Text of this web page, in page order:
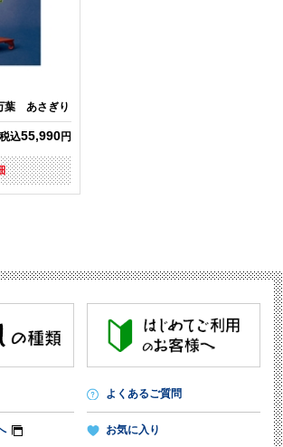
葉 あさぎり
税込55,990円
よくあるご質問
お気に入り